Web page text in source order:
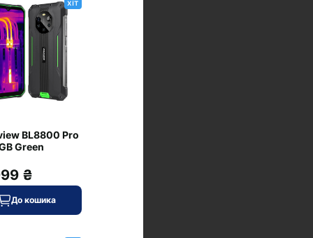
хіт
BL8800 Pro
Green
₴
До кошика